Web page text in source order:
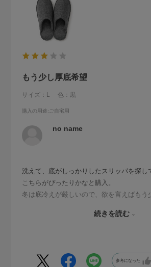
もう少し厚底希望
サイズ：L 色：黒
購入の用途:ご自宅用
no name
洗えて、底がしっかりしたスリッパを探し
こちらがぴったりかなと購入。
冬は底冷えが厳しいので、欲を言えばもう
履き口が深めだからより思うのですが、足
続きを読む
参考になった